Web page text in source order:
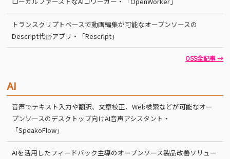
トランスクリプトベースで動画編集が可能なオープンソースの
Descript代替アプリ・「Rescript」
OSS全記事 →
AI
音声でテキスト入力や翻訳、文章校正、Web検索などが可能なオー
プンソースのデスクトップ向けAI音声アシスタント・
「SpeakoFlow」
AIを活用したフィードバック主導のオープンソース製品改善ソリュー